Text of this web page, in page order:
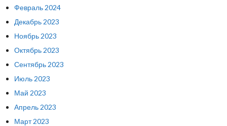
Февраль 2024
Декабрь 2023
Ноябрь 2023
Октябрь 2023
Сентябрь 2023
Июль 2023
Май 2023
Апрель 2023
Март 2023